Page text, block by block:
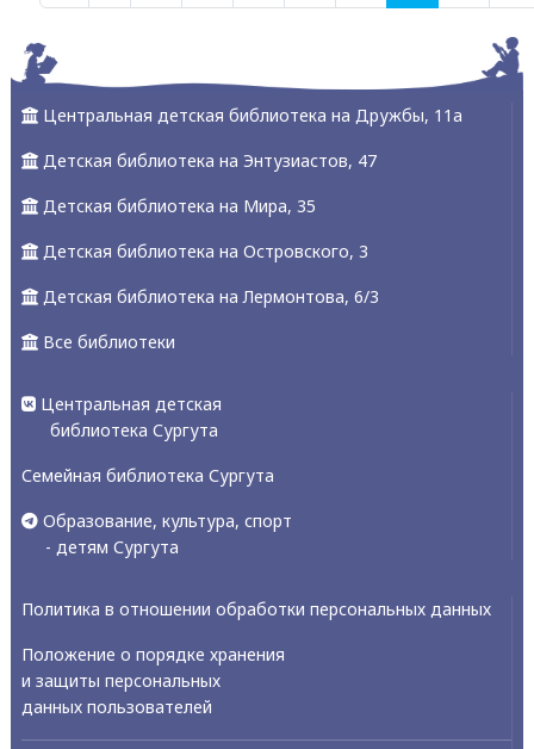
Центральная детская библиотека на Дружбы, 11а
Детская библиотека на Энтузиастов, 47
Детская библиотека на Мира, 35
Детская библиотека на Островского, 3
Детская библиотека на Лермонтова, 6/3
Все библиотеки
Центральная детская
библиотека Сургута
Семейная библиотека Сургута
Образование, культура, спорт
- детям Сургута
Политика в отношении обработки персональных данных
Положение о порядке хранения
и защиты персональных
данных пользователей